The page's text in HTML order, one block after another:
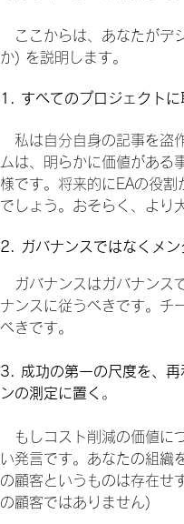
ここからは、あなたがデ
か) を説明します。
1. すべてのプロジェクトに
私は自分自身の記事を盗
ムは、明らかに価値がある
様です。将来的にEAの役
でしょう。おそらく、より
2. ガバナンスではなくメン
ガバナンスはガバナンス
ナンスに従うべきです。チ
べきです。
3. 成功の第一の尺度を、再
ンの測定に置く 。
もしコスト削減の価値に
い発言です。あなたの組織
の顧客というものは存在せ
の顧客ではありません)